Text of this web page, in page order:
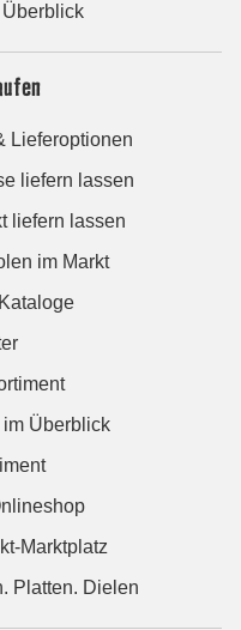
Lieferoptionen
liefern lassen
liefern lassen
im Markt
Überblick
Marktplatz
Platten. Dielen